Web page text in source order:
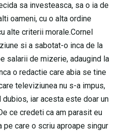
sa investeasca, sa o ia de
oameni, cu o alta ordine
alte criterii morale.Cornel
si a sabotat-o inca de la
salarii de mizerie, adaugind la
o redactie care abia se tine
televiziunea nu s-a impus,
iar acesta este doar un
ce credeti ca am parasit eu
care o scriu aproape singur